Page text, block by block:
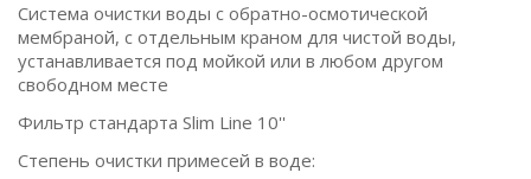
Система очистки воды с обратно-осмотической
мембраной, с отдельным краном для чистой воды,
устанавливается под мойкой или в любом другом
свободном месте
Фильтр стандарта Slim Line 10''
Степень очистки примесей в воде: